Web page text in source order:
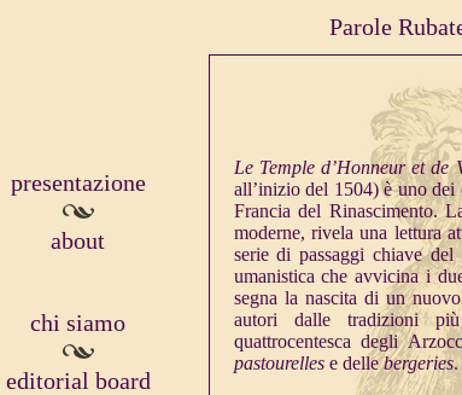
Parole
presentazione
about
chi siamo
editorial board
Le Temple d’Honneur et de
all’inizio del 1504) è uno
Francia del Rinascimento.
moderne, rivela una lettura
serie di passaggi chiave del
umanistica che avvicina i
segna la nascita di un
autori dalle tradizioni
quattrocentesca degli
pastourelles e dellebergeries.